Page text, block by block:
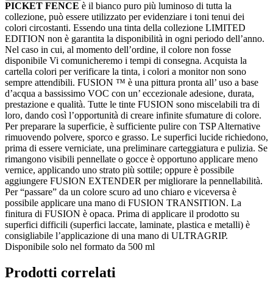
PICKET FENCE è il bianco puro più luminoso di tutta la
collezione, può essere utilizzato per evidenziare i toni tenui dei
colori circostanti. Essendo una tinta della collezione LIMITED
EDITION non è garantita la disponibilità in ogni periodo dell’anno.
Nel caso in cui, al momento dell’ordine, il colore non fosse
disponibile Vi comunicheremo i tempi di consegna. Acquista la
cartella colori per verificare la tinta, i colori a monitor non sono
sempre attendibili. FUSION ™ è una pittura pronta all’ uso a base
d’acqua a bassissimo VOC con un’ eccezionale adesione, durata,
prestazione e qualità. Tutte le tinte FUSION sono miscelabili tra di
loro, dando così l’opportunità di creare infinite sfumature di colore.
Per preparare la superficie, è sufficiente pulire con TSP Alternative
rimuovendo polvere, sporco e grasso. Le superfici lucide richiedono,
prima di essere verniciate, una preliminare carteggiatura e pulizia. Se
rimangono visibili pennellate o gocce è opportuno applicare meno
vernice, applicando uno strato più sottile; oppure è possibile
aggiungere FUSION EXTENDER per migliorare la pennellabilità.
Per “passare” da un colore scuro ad uno chiaro e viceversa è
possibile applicare una mano di FUSION TRANSITION. La
finitura di FUSION è opaca. Prima di applicare il prodotto su
superfici difficili (superfici laccate, laminate, plastica e metalli) è
consigliabile l’applicazione di una mano di ULTRAGRIP. ​
Disponibile solo nel formato da 500 ml
Prodotti correlati